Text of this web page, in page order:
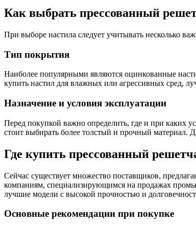
Как выбрать прессованный
При выборе настила следует учитывать несколько
Тип покрытия
Наиболее популярными являются оцинкованные
купить настил для влажных или агрессивных сред,
Назначение и условия эксплуатации
Перед покупкой важно определить, где и при каких
стоит выбирать более толстый и прочный материал.
Где купить прессованный
Сейчас существует множество поставщиков,
компаниям, специализирующимся на продажах
лучшие модели с высокой прочностью и
Основные рекомендации при покупке